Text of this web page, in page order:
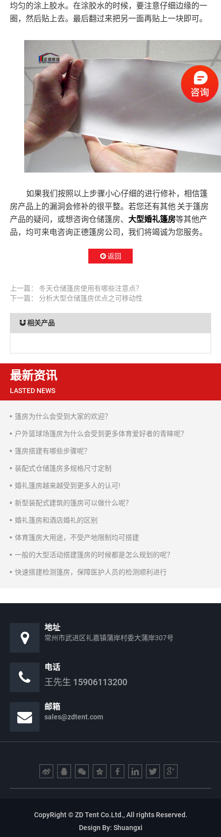
均匀的涂上胶水。在涂胶水的时候，要注意仔细边缘的一
圈，然后贴上去。最后翻过来把另一面再贴上一块即可。
如果我们按照以上步骤小心仔细的进行修补，相信篷
房产品上的漏洞会修补的很平整。若您还有其他 关于篷房
产品的疑问，或想咨询仓储篷房、 大型婚礼篷房等其他产
品，均可来电咨询正德篷房公司，我们将竭诚为您服务。
返回
上一篇： 冬天仓储篷房使用有哪些注意点？
下一篇： 分析大型仓储篷房优点之可移动性
相关产品
最新资讯
LASTED NEWS
篷房为什么会受到大家的欢迎？
户外篮球场篷房为什么会受到更多体育爱好者的青睐呢？
篷房搭建有哪些步骤呢？
装配式仓储篷房多规格尺寸定制
婚礼篷房越来越受到更多人的认可!
新型装配式建筑的篷房可以做什么呢？
婚礼篷房和酒店婚礼的区别
体育篷房大用途，不受产地限制均可搭建
一般的大型活动搭建篷房的时候都是怎么规划的呢？
快速搭建检测篷房，保障医护人员的检测顺利进行
地址
常州市武进区礼嘉镇蒲岸村委大蒲岸307号
电话
王先生 15906113200
邮箱
sales@zdtent.com
CopyRight © ZD Tent Co.Ltd., All rights Reserved.
Design By: Shuangxi